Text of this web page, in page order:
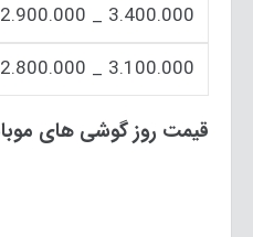
قیمت روز گوشی های